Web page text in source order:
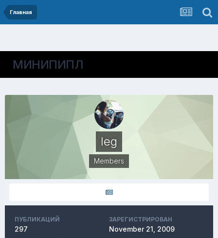
Главная
МИНИПИПЛ
leg
Members
ПУБЛИКАЦИЙ
297
ЗАРЕГИСТРИРОВАН
November 21, 2009